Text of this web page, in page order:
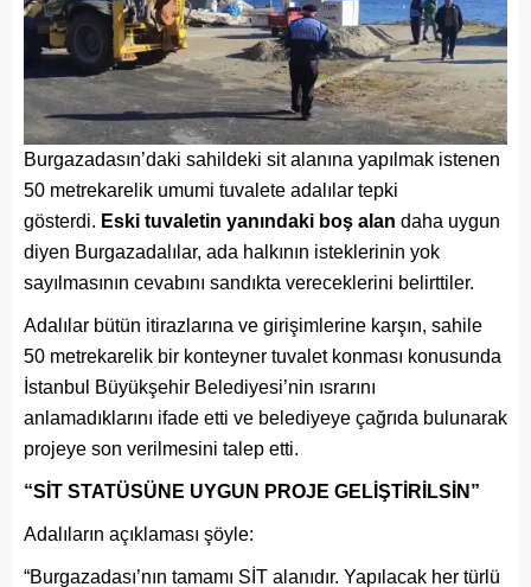
Burgazadasın’daki sahildeki sit alanına yapılmak istenen
50 metrekarelik umumi tuvalete adalılar tepki
gösterdi. Eski tuvaletin yanındaki boş alan daha uygun
diyen Burgazadalılar, ada halkının isteklerinin yok
sayılmasının cevabını sandıkta vereceklerini belirttiler.
Adalılar bütün itirazlarına ve girişimlerine karşın, sahile
50 metrekarelik bir konteyner tuvalet konması konusunda
İstanbul Büyükşehir Belediyesi’nin ısrarını
anlamadıklarını ifade etti ve belediyeye çağrıda bulunarak
projeye son verilmesini talep etti.
“SİT STATÜSÜNE UYGUN PROJE GELİŞTİRİLSİN”
Adalıların açıklaması şöyle:
“Burgazadası’nın tamamı SİT alanıdır. Yapılacak her türlü